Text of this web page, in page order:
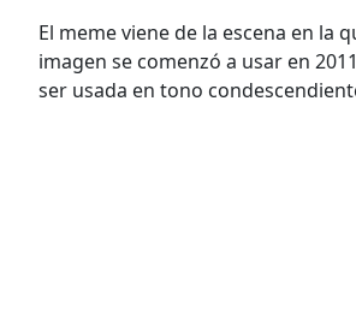
El meme viene de la escena en la
imagen se comenzó a usar en
ser usada en tono